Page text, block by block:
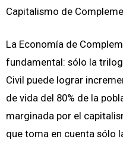
Capitalismo de
La Economía de
fundamental: sólo la
Civil puede lograr
de vida del 80% de la
marginada por el
que toma en cuenta sólo